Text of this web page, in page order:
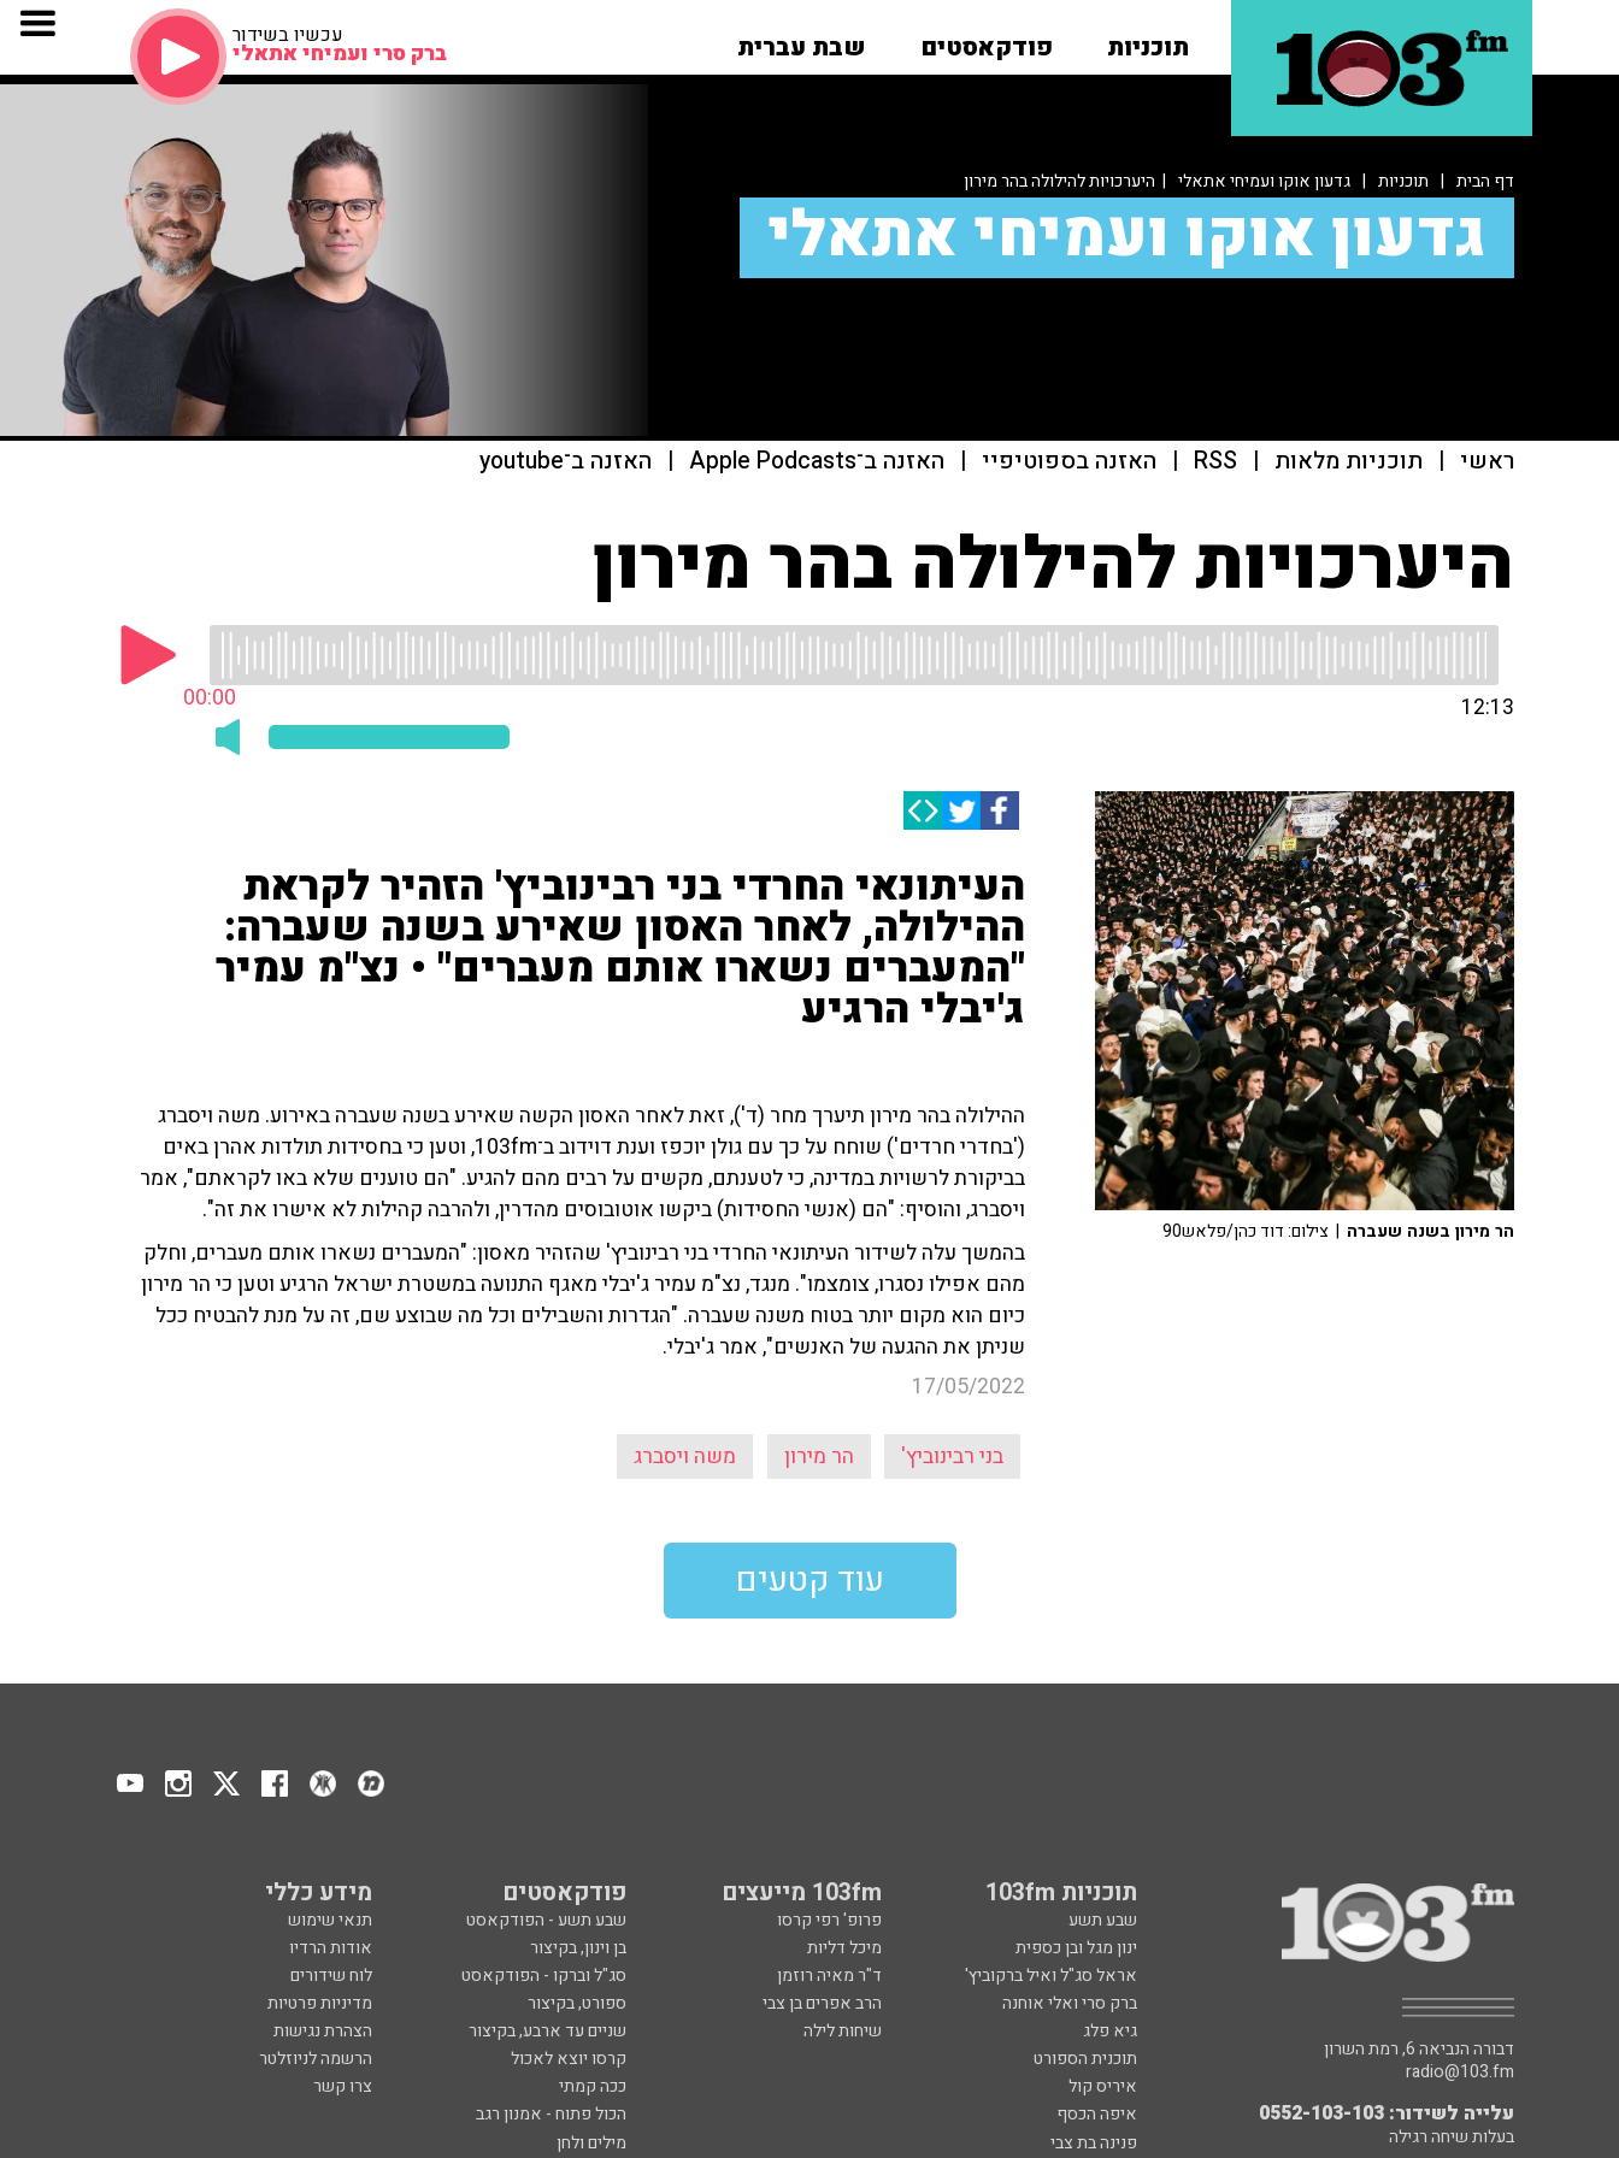
תוכניות פודקאסטים שבת עברית עכשיו בשידור
ברק סרי ועמיחי אתאלי
דף הבית | תוכניות | גדעון אוקו ועמיחי אתאלי | היערכויות להילולה בהר מירון
גדעון אוקו ועמיחי אתאלי
ראשי | תוכניות מלאות |
RSS
| האזנה בספוטיפיי | האזנה ב־Apple Podcasts | האזנה ב־youtube
היערכויות להילולה בהר מירון
00:00 12:13
העיתונאי החרדי בני רבינוביץ' הזהיר לקראת
ההילולה, לאחר האסון שאירע בשנה שעברה:
"המעברים נשארו אותם מעברים" • נצ"מ עמיר
ג'יבלי הרגיע
ההילולה בהר מירון תיערך מחר (ד'), זאת לאחר האסון הקשה שאירע בשנה שעברה באירוע. משה ויסברג
('בחדרי חרדים') שוחח על כך עם גולן יוכפז וענת דוידוב ב־103fm, וטען כי בחסידות תולדות אהרן באים
בביקורת לרשויות במדינה, כי לטענתם, מקשים על רבים מהם להגיע. "הם טוענים שלא באו לקראתם", אמר
ויסברג, והוסיף: "הם (אנשי החסידות) ביקשו אוטובוסים מהדרין, ולהרבה קהילות לא אישרו את זה".
בהמשך עלה לשידור העיתונאי החרדי בני רבינוביץ' שהזהיר מאסון: "המעברים נשארו אותם מעברים, וחלק
מהם אפילו נסגרו, צומצמו". מנגד, נצ"מ עמיר ג'יבלי מאגף התנועה במשטרת ישראל הרגיע וטען כי הר מירון
כיום הוא מקום יותר בטוח משנה שעברה. "הגדרות והשבילים וכל מה שבוצע שם, זה על מנת להבטיח ככל
שניתן את ההגעה של האנשים", אמר ג'יבלי.
17/05/2022
בני רבינוביץ' הר מירון משה ויסברג
הר מירון בשנה שעברה | צילום: דוד כהן/פלאש90
עוד קטעים
תוכניות 103fm 103fm מייעצים פודקאסטים מידע כללי
שבע תשע פרופ' רפי קרסו שבע תשע - הפודקאסט
תנאי שימוש
ינון מגל ובן כספית
מיכל דליות בן וינון, בקיצור
אודות הרדיו
אראל סג"ל ואיל ברקוביץ'
ד"ר מאיה רוזמן סג"ל וברקו - הפודקאסט
לוח שידורים
ברק סרי ואלי אוחנה
הרב אפרים בן צבי ספורט, בקיצור
מדיניות פרטיות
גיא פלג
שיחות לילה שניים עד ארבע, בקיצור
הצהרת נגישות
תוכנית הספורט
קרסו יוצא לאכול
הרשמה לניוזלטר
איריס קול
ככה קמתי
צרו קשר
איפה הכסף
הכול פתוח - אמנון רגב
פנינה בת צבי
מילים ולחן
דבורה הנביאה 6, רמת השרון
radio@103.fm
עלייה לשידור: 0552-103-103
בעלות שיחה רגילה